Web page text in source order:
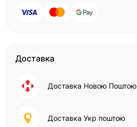
Доставка
Доставка Новою Поштою
Доставка Укр поштою